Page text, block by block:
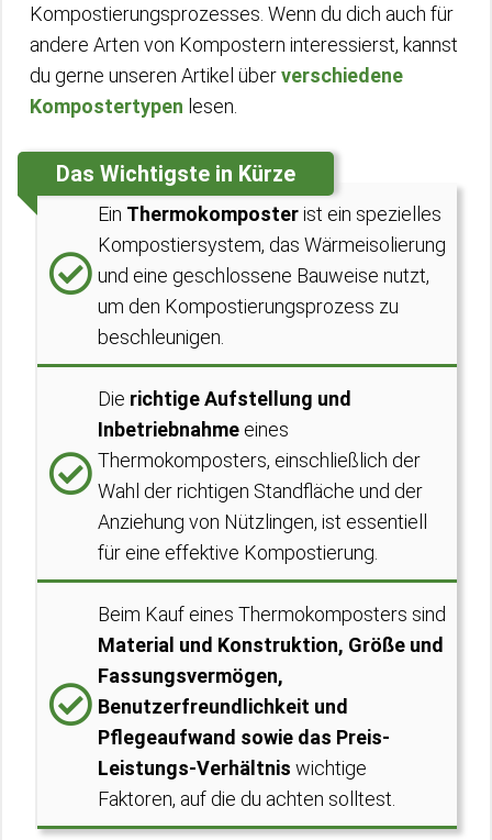
Kompostierungsprozesses. Wenn du dich auch für
andere Arten von Kompostern interessierst, kannst
du gerne unseren Artikel überverschiedene
Kompostertypen lesen.
Das Wichtigste in Kürze
Ein Thermokomposterist ein spezielles
Kompostiersystem, das Wärmeisolierung
und eine geschlossene Bauweise nutzt,
um den Kompostierungsprozess zu
beschleunigen.
Die richtige Aufstellung und
Inbetriebnahme eines
Thermokomposters, einschließlich der
Wahl der richtigen Standfläche und der
Anziehung von Nützlingen, ist essentiell
für eine effektive Kompostierung.
Beim Kauf eines Thermokomposters sind
Material und Konstruktion, Größe und
Fassungsvermögen,
Benutzerfreundlichkeit und
Pflegeaufwand sowie das Preis-
Leistungs-Verhältnis wichtige
Faktoren, auf die du achten solltest.